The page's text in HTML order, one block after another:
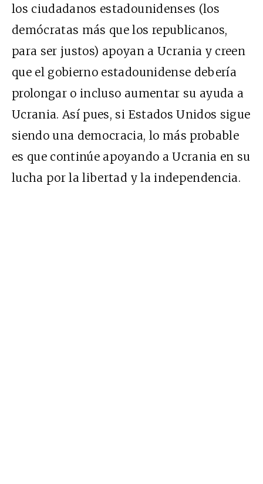
los ciudadanos estadounidenses (los
demócratas más que los republicanos,
para ser justos) apoyan a Ucrania y creen
que el gobierno estadounidense debería
prolongar o incluso aumentar su ayuda a
Ucrania. Así pues, si Estados Unidos sigue
siendo una democracia, lo más probable
es que continúe apoyando a Ucrania en su
lucha por la libertad y la independencia.